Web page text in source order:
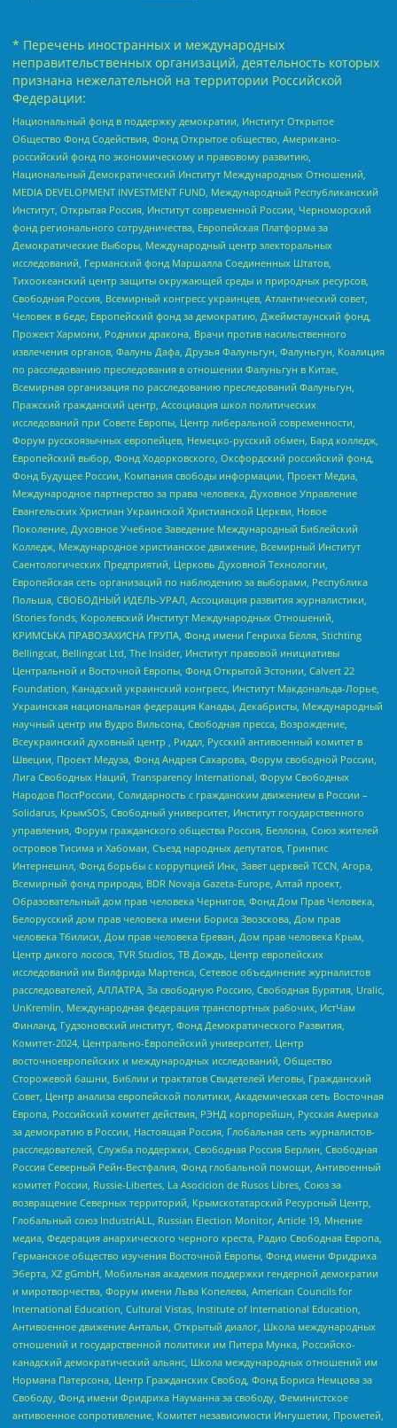
* Перечень иностранных и международных
неправительственных организаций, деятельность которых
признана нежелательной на территории Российской
Федерации:
Национальный фонд в поддержку демократии, Институт Открытое
Общество Фонд Содействия, Фонд Открытое общество, Американо-
российский фонд по экономическому и правовому развитию,
Национальный Демократический Институт Международных Отношений,
MEDIA DEVELOPMENT INVESTMENT FUND, Международный Республиканский
Институт, Открытая Россия, Институт современной России, Черноморский
фонд регионального сотрудничества, Европейская Платформа за
Демократические Выборы, Международный центр электоральных
исследований, Германский фонд Маршалла Соединенных Штатов,
Тихоокеанский центр защиты окружающей среды и природных ресурсов,
Свободная Россия, Всемирный конгресс украинцев, Атлантический совет,
Человек в беде, Европейский фонд за демократию, Джеймстаунский фонд,
Прожект Хармони, Родники дракона, Врачи против насильственного
извлечения органов, Фалунь Дафа, Друзья Фалуньгун, Фалуньгун, Коалиция
по расследованию преследования в отношении Фалуньгун в Китае,
Всемирная организация по расследованию преследований Фалуньгун,
Пражский гражданский центр, Ассоциация школ политических
исследований при Совете Европы, Центр либеральной современности,
Форум русскоязычных европейцев, Немецко-русский обмен, Бард колледж,
Европейский выбор, Фонд Ходорковского, Оксфордский российский фонд,
Фонд Будущее России, Компания свободы информации, Проект Медиа,
Международное партнерство за права человека, Духовное Управление
Евангельских Христиан Украинской Христианской Церкви, Новое
Поколение, Духовное Учебное Заведение Международный Библейский
Колледж, Международное христианское движение, Всемирный Институт
Саентологических Предприятий, Церковь Духовной Технологии,
Европейская сеть организаций по наблюдению за выборами, Республика
Польша, СВОБОДНЫЙ ИДЕЛЬ-УРАЛ, Ассоциация развития журналистики,
IStories fonds, Королевский Институт Международных Отношений,
КРИМСЬКА ПРАВОЗАХИСНА ГРУПА, Фонд имени Генриха Бёлля, Stichting
Bellingcat, Bellingcat Ltd, The Insider, Институт правовой инициативы
Центральной и Восточной Европы, Фонд Открытой Эстонии, Calvert 22
Foundation, Канадский украинский конгресс, Институт Макдональда-Лорье,
Украинская национальная федерация Канады, Декабристы, Международный
научный центр им Вудро Вильсона, Свободная пресса, Возрождение,
Всеукраинский духовный центр , Риддл, Русский антивоенный комитет в
Швеции, Проект Медуза, Фонд Андрея Сахарова, Форум свободной России,
Лига Свободных Наций, Transparеncy International, Форум Свободных
Народов ПостРоссии, Солидарность с гражданским движением в России –
Solidarus, КрымSOS, Свободный университет, Институт государственного
управления, Форум гражданского общества Россия, Беллона, Союз жителей
островов Тисима и Хабомаи, Съезд народных депутатов, Гринпис
Интернешнл, Фонд борьбы с коррупцией Инк, Завет церквей TCCN, Агора,
Всемирный фонд природы, BDR Novaja Gazeta-Europe, Алтай проект,
Образовательный дом прав человека Чернигов, Фонд Дом Прав Человека,
Белорусский дом прав человека имени Бориса Звозскова, Дом прав
человека Тбилиси, Дом прав человека Ереван, Дом прав человека Крым,
Центр дикого лосося, TVR Studios, ТВ Дождь, Центр европейских
исследований им Вилфрида Мартенса, Сетевое объединение журналистов
расследователей, АЛЛАТРА, За свободную Россию, Свободная Бурятия, Uralic,
UnKremlin, Международная федерация транспортных рабочих, ИстЧам
Финланд, Гудзоновский институт, Фонд Демократического Развития,
Комитет-2024, Центрально-Европейский университет, Центр
восточноевропейских и международных исследований, Общество
Сторожевой башни, Библии и трактатов Свидетелей Иеговы, Гражданский
Совет, Центр анализа европейской политики, Академическая сеть Восточная
Европа, Российский комитет действия, РЭНД корпорейшн, Русская Америка
за демократию в России, Настоящая Россия, Глобальная сеть журналистов-
расследователей, Служба поддержки, Свободная Россия Берлин, Свободная
Россия Северный Рейн-Вестфалия, Фонд глобальной помощи, Антивоенный
комитет России, Russie-Libertes, La Asocicion de Rusos Libres, Союз за
возвращение Северных территорий, Крымскотатарский Ресурсный Центр,
Глобальный союз IndustriALL, Russian Election Monitor, Article 19, Мнение
медиа, Федерация анархического черного креста, Радио Свободная Европа,
Германское общество изучения Восточной Европы, Фонд имени Фридриха
Эберта, XZ gGmbH, Мобильная академия поддержки гендерной демократии
и миротворчества, Форум имени Льва Копелева, American Councils for
International Education, Cultural Vistas, Institute of International Education,
Антивоенное движение Антальи, Открытый диалог, Школа международных
отношений и государственной политики им Питера Мунка, Российско-
канадский демократический альянс, Школа международных отношений им
Нормана Патерсона, Центр Гражданских Свобод, Фонд Бориса Немцова за
Свободу, Фонд имени Фридриха Науманна за свободу, Феминистское
антивоенное сопротивление, Комитет независимости Ингушетии, Прометей,